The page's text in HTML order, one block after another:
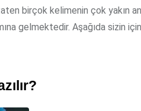
birçok kelimenin çok yakın
gelmektedir. Aşağıda sizin